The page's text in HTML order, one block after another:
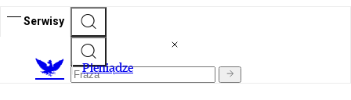
Serwisy
Pieniądze